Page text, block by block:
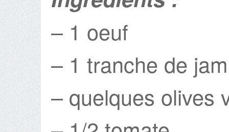
– 1 oeuf
– 1 tranche de
– quelques olives